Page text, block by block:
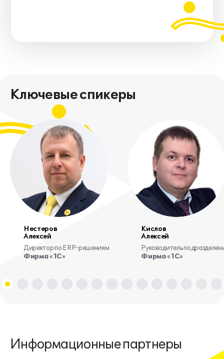
Ключевые спикеры
Нестеров
Алексей
Директор по ERP-решениям
Фирма «1С»
Кислов
Алексей
Руководитель
Фирма «1С»
Информационные партнеры